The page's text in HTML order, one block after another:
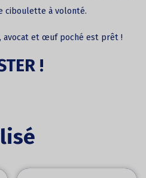
ciboulette à volonté.
avocat et œuf poché est prêt !
!